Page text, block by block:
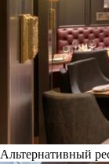
Альтернативный